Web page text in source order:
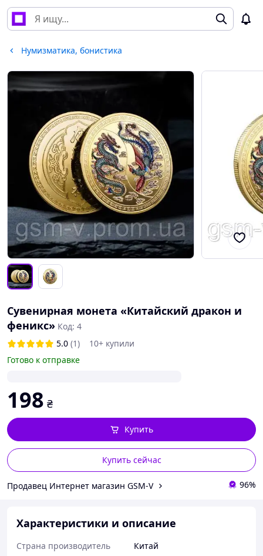
Нумизматика, бонистика
Сувенирная монета «Китайский дракон и
феникс» Код: 4
5.0 (1)
10+ купили
Готово к отправке
198 ₴
Купить сейчас
Купить
Продавец Интернет магазин GSM-V 96%
Характеристики и описание
Страна производитель
Китай